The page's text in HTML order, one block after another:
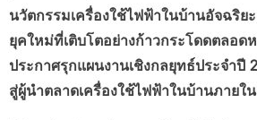
นวัตกรรมเครื่องใช้ไฟฟ้าในบ้านอัจฉริย
ยุคใหม่ที่เติบโตอย่างก้าวกระโดดตลอด
ประกาศรุกแผนงานเชิงกลยุทธ์ประจำปี
สู่ผู้นำตลาดเครื่องใช้ไฟฟ้าในบ้านภายใ